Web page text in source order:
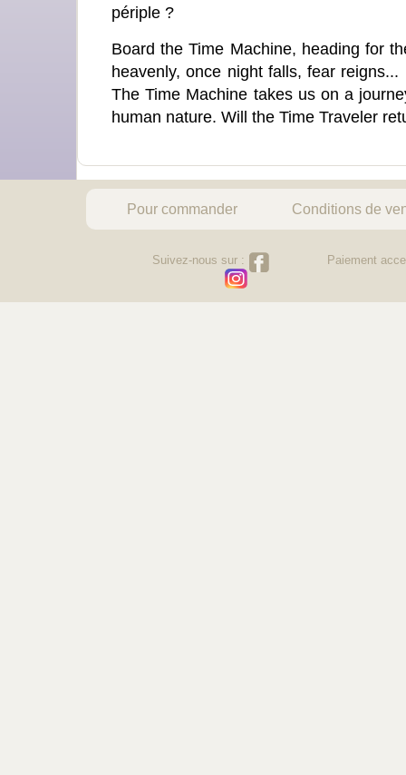
périple ?
Board the Time Machine, heading for
heavenly, once night falls, fear
The Time Machine takes us on a
human nature. Will the Time Traveler
Pour commander Conditions de
Suivez-nous sur : Paiement